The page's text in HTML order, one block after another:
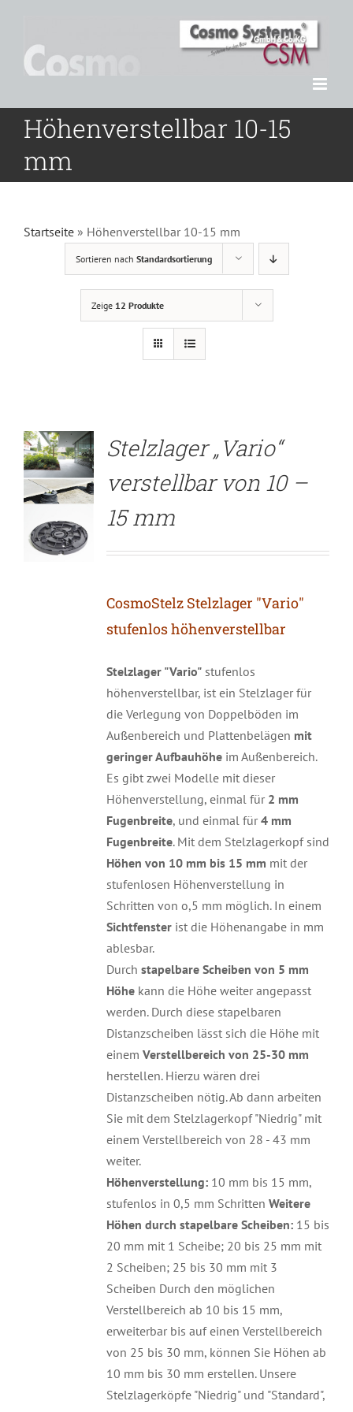
springen
Höhenverstellbar 10-15
mm
Startseite » Höhenverstellbar 10-15 mm
Sortieren nach Standardsortierung
Zeige 12 Produkte
Stelzlager „Vario“
verstellbar von 10 –
15 mm
CosmoStelz Stelzlager "Vario"
stufenlos höhenverstellbar
Stelzlager "Vario"stufenlos
höhenverstellbar, ist ein Stelzlager für
die Verlegung von Doppelböden im
Außenbereich und Plattenbelägen mit
geringer Aufbauhöheim Außenbereich.
Es gibt zwei Modelle mit dieser
Höhenverstellung, einmal für 2 mm
Fugenbreite, und einmal für4 mm
Fugenbreite. Mit dem Stelzlagerkopf sind
Höhen von 10 mm bis 15 mm mit der
stufenlosen Höhenverstellung in
Schritten von o,5 mm möglich. In einem
Sichtfensterist die Höhenangabe in mm
ablesbar.
Durch stapelbare Scheiben von 5 mm
Höhekann die Höhe weiter angepasst
werden. Durch diese stapelbaren
Distanzscheiben lässt sich die Höhe mit
einem Verstellbereich von 25-30 mm
herstellen. Hierzu wären drei
Distanzscheiben nötig. Ab dann arbeiten
Sie mit dem Stelzlagerkopf "Niedrig" mit
einem Verstellbereich von 28 - 43 mm
weiter.
Höhenverstellung:10 mm bis 15 mm,
stufenlos in 0,5 mm Schritten Weitere
Höhen durch stapelbare Scheiben: 15 bis
20 mm mit 1 Scheibe; 20 bis 25 mm mit
2 Scheiben; 25 bis 30 mm mit 3
Scheiben Durch den möglichen
Verstellbereich ab 10 bis 15 mm,
erweiterbar bis auf einen Verstellbereich
von 25 bis 30 mm, können Sie Höhen ab
10 mm bis 30 mm erstellen. Unsere
Stelzlagerköpfe "Niedrig" und "Standard",